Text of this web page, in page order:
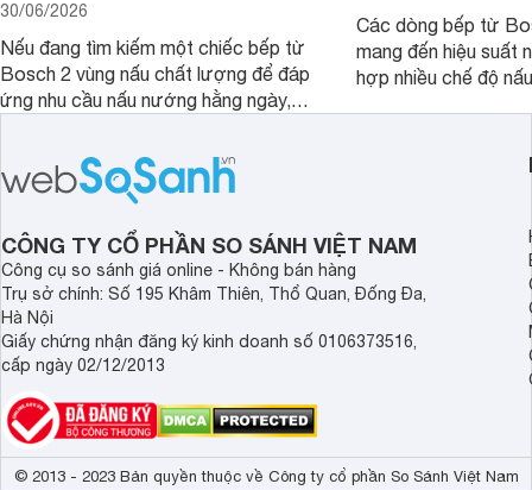
30/06/2026
Nếu đang tìm kiếm một chiếc bếp từ
Bosch 2 vùng nấu chất lượng để đáp
ứng nhu cầu nấu nướng hằng ngày,
chọn đáng cân nhắc.
Các dòng bếp từ
mang đến hiệu suất
hợp nhiều chế độ
vùng nấu đáng mua
CÔNG TY CỔ PHẦN SO SÁNH VIỆT NAM
Công cụ so sánh giá online - Không bán hàng
Trụ sở chính: Số 195 Khâm Thiên, Thổ Quan, Đống Đa,
Hà Nội
Giấy chứng nhận đăng ký kinh doanh số 0106373516,
cấp ngày 02/12/2013
© 2013 - 2023 Bản quyền thuộc về Công ty cổ phần So Sánh Việt Nam